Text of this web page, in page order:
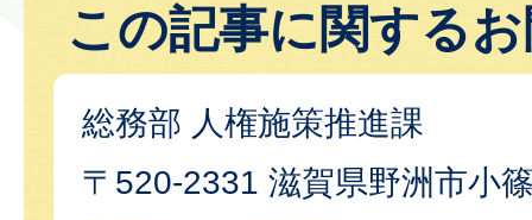
この記事に関する
総務部 人権施策推進課
〒520-2331 滋賀県野洲市小